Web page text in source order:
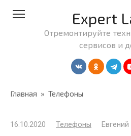
Expert
Отремонтируйте
сервисов и
Главная » Телефоны
16.10.2020 Телефоны